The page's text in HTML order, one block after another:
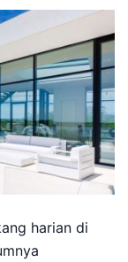
harian di